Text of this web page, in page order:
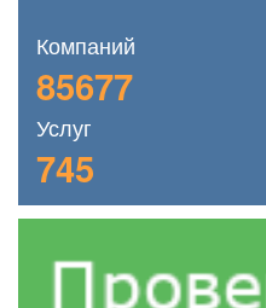
Компаний
85677
Услуг
745